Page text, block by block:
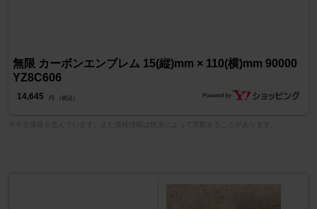
無限 カーボンエンブレム 15(縦)mm × 110(横)mm 90000
YZ8C606
14,645 円 （税込）